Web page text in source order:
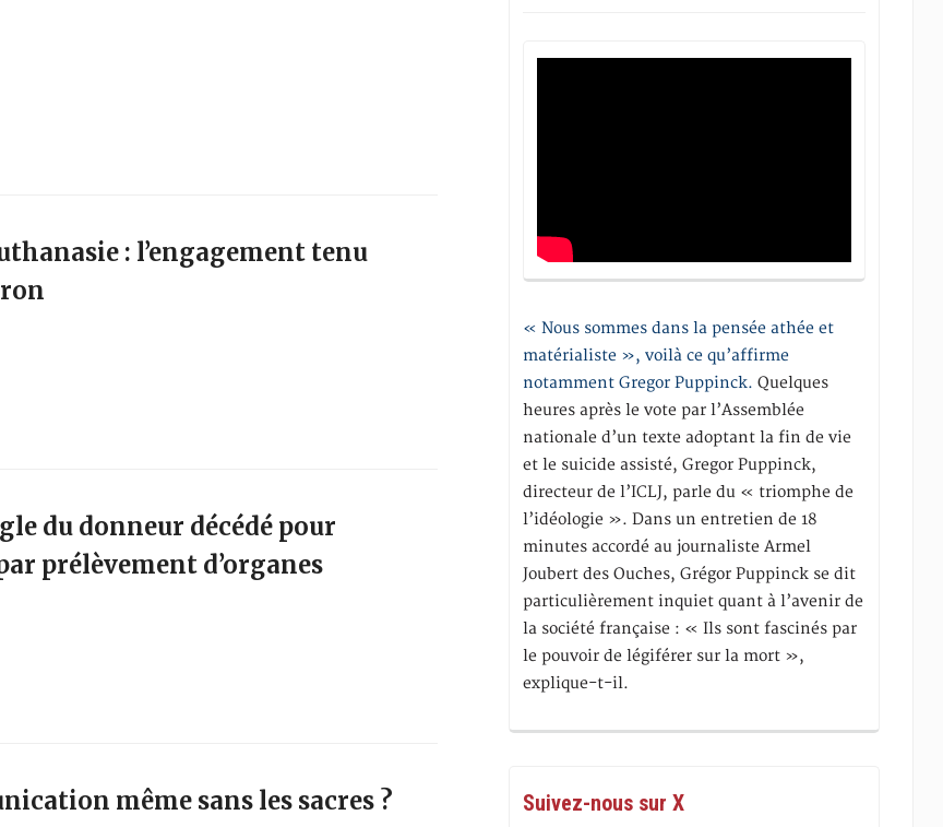
: l’engagement tenu
du donneur décédé pour
prélèvement d’organes
même sans les sacres ?
« Nous sommes dans la pensée athée et
matérialiste », voilà ce qu’affirme
notamment Gregor Puppinck. Quelques
heures après le vote par l’Assemblée
nationale d’un texte adoptant la fin de vie
et le suicide assisté, Gregor Puppinck,
directeur de l’ICLJ, parle du « triomphe de
l’idéologie ». Dans un entretien de 18
minutes accordé au journaliste Armel
Joubert des Ouches, Grégor Puppinck se dit
particulièrement inquiet quant à l’avenir de
la société française : « Ils sont fascinés par
le pouvoir de légiférer sur la mort »,
explique-t-il.
Suivez-nous sur X